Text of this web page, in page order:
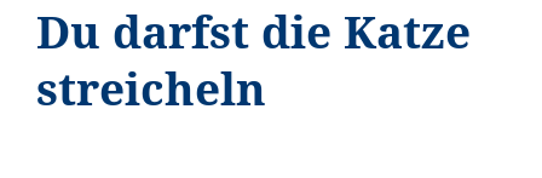
Du darfst die Katze
streicheln